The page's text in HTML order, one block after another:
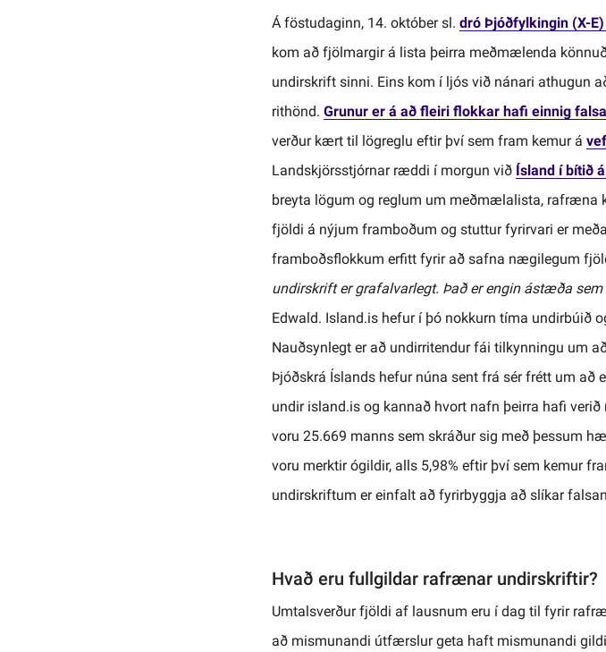
Á föstudaginn, 14. október sl. dró Þjóðfylkingin (X-
kom að fjölmargir á lista þeirra meðmælenda
undirskrift sinni. Eins kom í ljós við nánari athugun
rithönd. Grunur er á að fleiri flokkar hafi einnig
verður kært til lögreglu eftir því sem fram kemur á
Landskjörsstjórnar ræddi í morgun við Ísland í bítið
breyta lögum og reglum um meðmælalista,
fjöldi á nýjum framboðum og stuttur fyrirvari er
framboðsflokkum erfitt fyrir að safna nægilegum
undirskrift er grafalvarlegt. Það er engin ástæða
Edwald. Island.is hefur í þó nokkurn tíma undirbúið
Nauðsynlegt er að undirritendur fái tilkynningu um
Þjóðskrá Íslands hefur núna sent frá sér frétt um
undir island.is og kannað hvort nafn þeirra hafi
voru 25.669 manns sem skráður sig með þessum
voru merktir ógildir, alls 5,98% eftir því sem kemur
undirskriftum er einfalt að fyrirbyggja að slíkar
Hvað eru fullgildar rafrænar undirskriftir?
Umtalsverður fjöldi af lausnum eru í dag til fyrir
að mismunandi útfærslur geta haft mismunandi